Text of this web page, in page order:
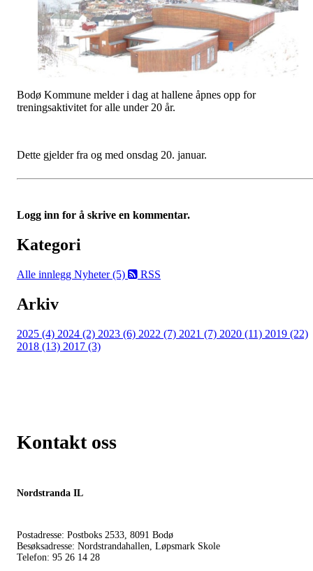
Bodø Kommune melder i dag at hallene åpnes opp for
treningsaktivitet for alle under 20 år.
Dette gjelder fra og med onsdag 20. januar.
Logg inn for å skrive en kommentar.
Kategori
Alle innlegg Nyheter (5) RSS
Arkiv
2025 (4) 2024 (2) 2023 (6) 2022 (7) 2021 (7) 2020 (11) 2019 (22)
2018 (13) 2017 (3)
Kontakt oss
Nordstranda IL
Postadresse: Postboks 2533, 8091 Bodø
Besøksadresse: Nordstrandahallen, Løpsmark Skole
Telefon: 95 26 14 28